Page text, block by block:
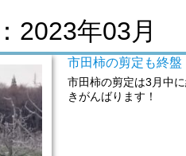
2023年03月
市田柿の剪定も終盤
市田柿の剪定は3月中
きがんばります！